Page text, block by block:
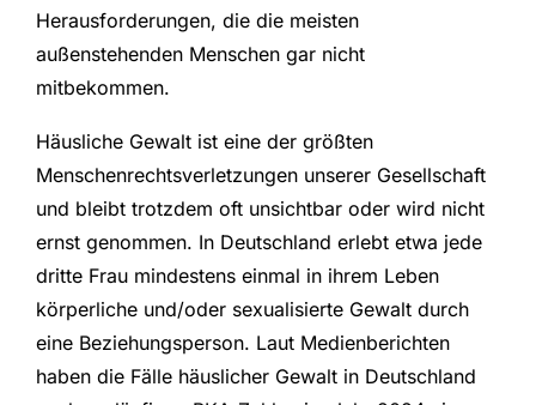
Herausforderungen, die die meisten
außenstehenden Menschen gar nicht
mitbekommen.
Häusliche Gewalt ist eine der größten
Menschenrechtsverletzungen unserer Gesellschaft
und bleibt trotzdem oft unsichtbar oder wird nicht
ernst genommen. In Deutschland erlebt etwa jede
dritte Frau mindestens einmal in ihrem Leben
körperliche und/oder sexualisierte Gewalt durch
eine Beziehungsperson. Laut Medienberichten
haben die Fälle häuslicher Gewalt in Deutschland